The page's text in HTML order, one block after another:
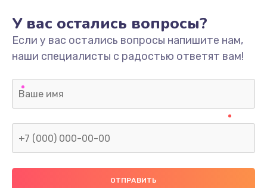
У вас остались вопросы?
Если у вас остались вопросы напишите нам,
наши специалисты с радостью ответят вам!